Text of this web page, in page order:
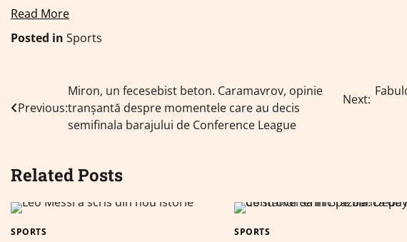
Read More
Posted in Sports
Navigare
în
Previous:
Miron, un fecesebist beton. Caramavrov, opinie
tranșantă despre momentele care au decis
semifinala barajului de Conference League
Next:
Related Posts
SPORTS SPORTS